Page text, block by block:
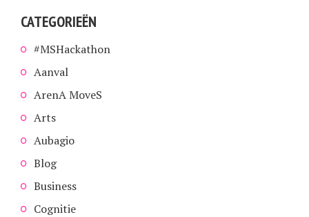
CATEGORIEËN
#MSHackathon
Aanval
ArenA MoveS
Arts
Aubagio
Blog
Business
Cognitie